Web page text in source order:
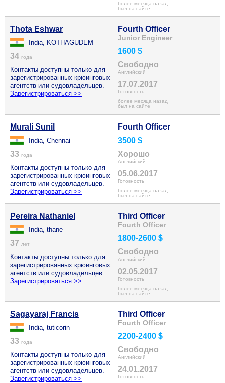
более месяца назад
был на сайте
Thota Eshwar
India, KOTHAGUDEM
34 года
Контакты доступны только для
зарегистрированных крюинговых
агентств или судовладельцев.
Зарегистрироваться >>
Fourth Officer
Junior Engineer
1600 $
Свободно
Английский
17.07.2017
Готовность
более месяца назад
был на сайте
Murali Sunil
India, Chennai
33 года
Контакты доступны только для
зарегистрированных крюинговых
агентств или судовладельцев.
Зарегистрироваться >>
Fourth Officer
3500 $
Хорошо
Английский
05.06.2017
Готовность
более месяца назад
был на сайте
Pereira Nathaniel
India, thane
37 лет
Контакты доступны только для
зарегистрированных крюинговых
агентств или судовладельцев.
Зарегистрироваться >>
Third Officer
Fourth Officer
1800-2600 $
Свободно
Английский
02.05.2017
Готовность
более месяца назад
был на сайте
Sagayaraj Francis
India, tuticorin
33 года
Контакты доступны только для
зарегистрированных крюинговых
агентств или судовладельцев.
Зарегистрироваться >>
Third Officer
Fourth Officer
2200-2400 $
Свободно
Английский
24.01.2017
Готовность